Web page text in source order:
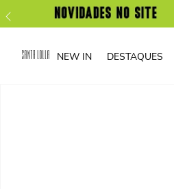
NEW IN DESTAQUES